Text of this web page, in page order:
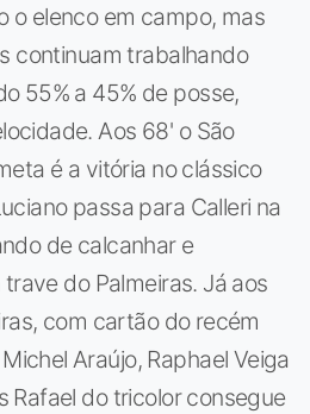
o elenco em campo, mas
continuam trabalhando
55% a 45% de posse,
Aos 68' o São
é a vitória no clássico
passa para Calleri na
de calcanhar e
do Palmeiras. Já aos
com cartão do recém
Araújo, Raphael Veiga
Rafael do tricolor consegue